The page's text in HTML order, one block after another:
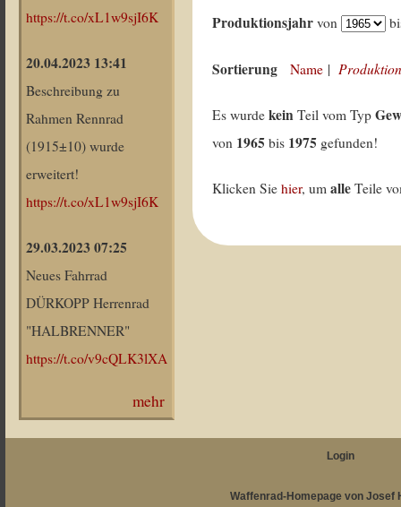
https://t.co/xL1w9sjI6K
20.04.2023 13:41
Beschreibung zu
Rahmen Rennrad
(1915±10) wurde
erweitert!
https://t.co/xL1w9sjI6K
29.03.2023 07:25
Neues Fahrrad
DÜRKOPP Herrenrad
"HALBRENNER"
https://t.co/v9cQLK3lXA
mehr
Produktionsjahr von
Sortierung Name |
Es wurdekein Teil vom Typ
von 1965 bis 1975 gefunden!
Klicken Siehier, umalle Teile
Login
Waffenrad-Homepage von Josef